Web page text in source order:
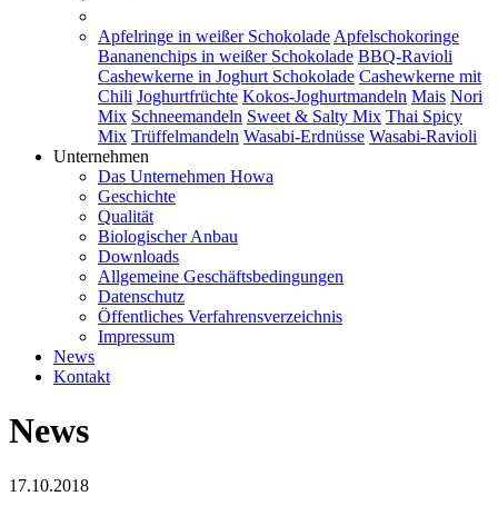
Apfelringe in weißer Schokolade Apfelschokoringe
Bananenchips in weißer Schokolade BBQ-Ravioli
Cashewkerne in Joghurt Schokolade Cashewkerne mit
Chili Joghurtfrüchte Kokos-Joghurtmandeln Mais Nori
Mix Schneemandeln Sweet & Salty Mix Thai Spicy
Mix Trüffelmandeln Wasabi-Erdnüsse Wasabi-Ravioli
Unternehmen
Das Unternehmen Howa
Geschichte
Qualität
Biologischer Anbau
Downloads
Allgemeine Geschäftsbedingungen
Datenschutz
Öffentliches Verfahrensverzeichnis
Impressum
News
Kontakt
News
17.10.2018